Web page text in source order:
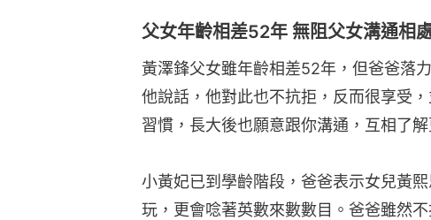
父女年齡相差52年 無阻父女溝通相
黃澤鋒父女雖年齡相差52年，但爸爸落
他說話，他對此也不抗拒，反而很享受
習慣，長大後也願意跟你溝通，互相了解
小黃妃已到學齡階段，爸爸表示女兒黃
玩，更會唸著英數來數數目。爸爸雖然